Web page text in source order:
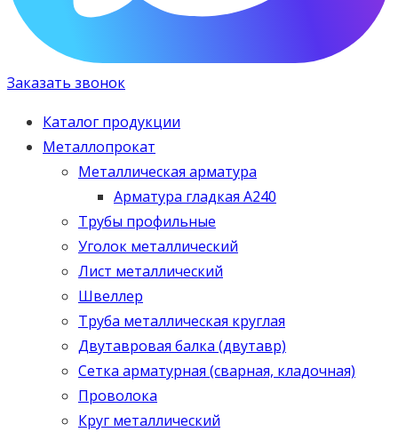
Заказать звонок
Каталог продукции
Металлопрокат
Металлическая арматура
Арматура гладкая А240
Трубы профильные
Уголок металлический
Лист металлический
Швеллер
Труба металлическая круглая
Двутавровая балка (двутавр)
Сетка арматурная (сварная, кладочная)
Проволока
Круг металлический